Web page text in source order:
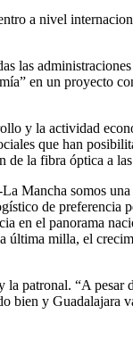
a nivel
las
en un proyecto
y la actividad
que han
de la fibra óptica a
Mancha somos
de preferencia
en el panorama
última milla, el
patronal. “A pesar
bien y